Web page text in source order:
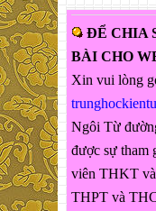
ĐỂ CHIA
BÀI CHO
Xin vui lòng
Ngôi Từ
được sự tham
viên THKT và
THPT và